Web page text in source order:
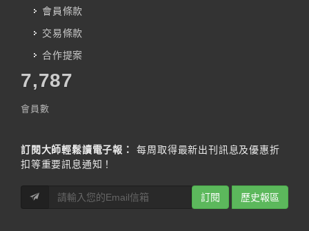
會員條款
交易條款
合作提案
7,787
會員數
訂閱大師輕鬆讀電子報：
每周取得最新出刊訊息及優惠折
扣等重要訊息通知！
訂閱 歷史報區